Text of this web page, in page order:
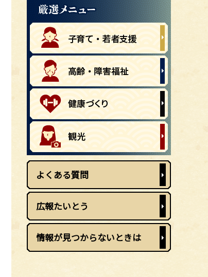
よくある質問
広報たいとう
情報が見つからないときは